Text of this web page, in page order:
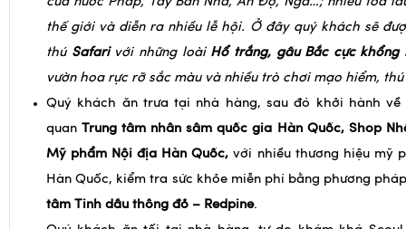
của nước Pháp, Tây Ban Nha, Ấn Độ, Nga…; nhiều tòa
thế giới và diễn ra nhiều lễ hội. Ở đây quý khách sẽ
thú Safarivới những loài Hổ trắng, gấu Bắc cực khổng
vườn hoa rực rỡ sắc màu và nhiều trò chơi mạo hiểm, thú
Quý khách ăn trưa tại nhà hàng, sau đó khởi hành về
quan Trung tâm nhân sâm quốc gia Hàn Quốc, Shop
Mỹ phẩm Nội địa Hàn Quốc, với nhiều thương hiệu mỹ
Hàn Quốc, kiểm tra sức khỏe miễn phí bằng phương
tâm Tinh dầu thông đỏ – Redpine.